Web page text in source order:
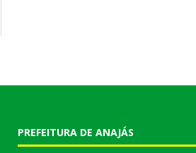
PREFEITURA DE ANAJÁS